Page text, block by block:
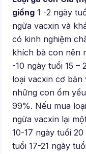
giống 1 -2 ngày
ngừa vacxin và
có kinh nghiệm
khích bà con nên
-10 ngày tuổi 15 –
loại vacxin cơ bản
những con ốm
99%. Nếu mua
ngừa vacxin lại
10-17 ngày tuổi
tuổi 17-21 ngày